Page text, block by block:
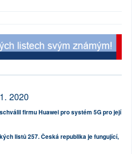
2020
firmu Huawei pro systém 5G pro její
listů 257. Česká republika je fungující,